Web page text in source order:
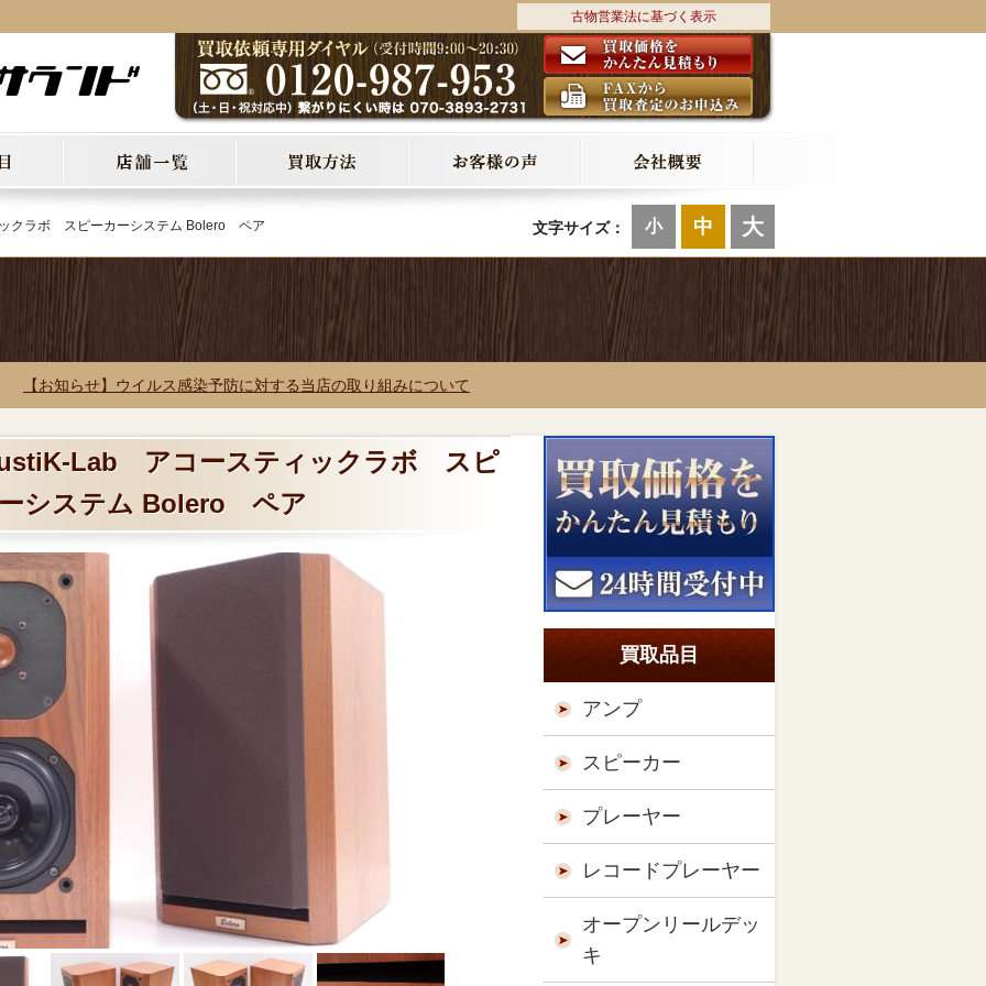
古物営業法に基づく表示
文字サイズ： 小 中 大
クラボ スピーカーシステム Bolero ペア
【お知らせ】ウイルス感染予防に対する当店の取り組みについて
Lab アコースティックラボ スピ
システム Bolero ペア
買取品目
アンプ
スピーカー
プレーヤー
レコードプレーヤー
オープンリールデッ
キ